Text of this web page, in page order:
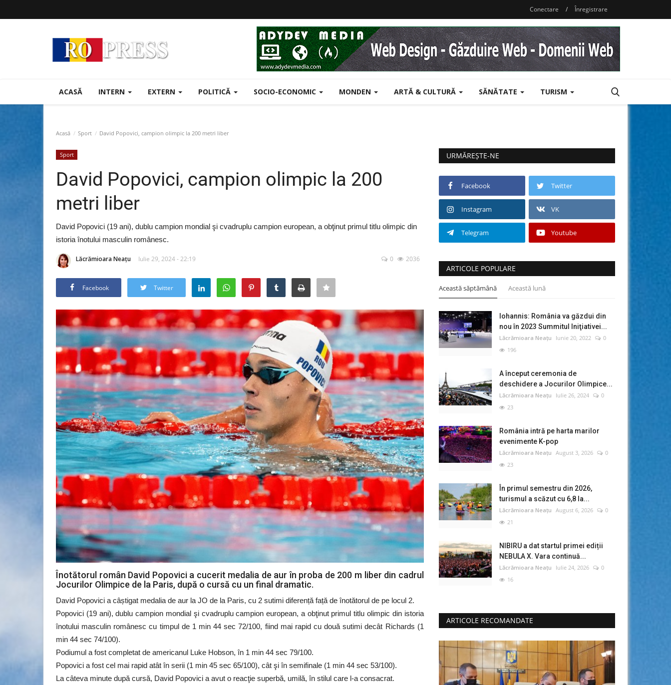
Conectare / Înregistrare
ACASĂ INTERN EXTERN POLITICĂ SOCIO-ECONOMIC MONDEN ARTĂ & CULTURĂ SĂNĂTATE TURISM
Acasă Sport David Popovici, campion olimpic la 200 metri liber
Sport
David Popovici, campion olimpic la 200
metri liber
David Popovici (19 ani), dublu campion mondial şi cvadruplu campion european, a obţinut primul titlu olimpic din
istoria înotului masculin românesc.
Lăcrămioara Neațu Iulie 29, 2024 - 22:19 0 2036
Facebook Twitter
Înotătorul român David Popovici a cucerit medalia de aur în proba de 200 m liber din cadrul
Jocurilor Olimpice de la Paris, după o cursă cu un final dramatic.
David Popovici a câștigat medalia de aur la JO de la Paris, cu 2 sutimi diferență față de înotătorul de pe locul 2.
Popovici (19 ani), dublu campion mondial şi cvadruplu campion european, a obţinut primul titlu olimpic din istoria
înotului masculin românesc cu timpul de 1 min 44 sec 72/100, fiind mai rapid cu două sutimi decât Richards (1
min 44 sec 74/100).
Podiumul a fost completat de americanul Luke Hobson, în 1 min 44 sec 79/100.
Popovici a fost cel mai rapid atât în serii (1 min 45 sec 65/100), cât şi în semifinale (1 min 44 sec 53/100).
La câteva minute după cursă, David Popovici a avut o reacţie superbă, umilă, în stilul care l-a consacrat.
URMĂREȘTE-NE
Facebook Twitter
Instagram VK
Telegram Youtube
ARTICOLE POPULARE
Această săptămână Această lună
Iohannis: România va găzdui din
nou în 2023 Summitul Iniţiativei...
Lăcrămioara Neațu Iunie 20, 2022
0
196
A început ceremonia de
deschidere a Jocurilor Olimpice...
Lăcrămioara Neațu Iulie 26, 2024
0
23
România intră pe harta marilor
evenimente K-pop
Lăcrămioara Neațu August 3, 2026
0
23
În primul semestru din 2026,
turismul a scăzut cu 6,8 la...
Lăcrămioara Neațu August 6, 2026
0
21
NIBIRU a dat startul primei ediții
NEBULA X. Vara continuă...
Lăcrămioara Neațu Iulie 24, 2026
0
16
ARTICOLE RECOMANDATE